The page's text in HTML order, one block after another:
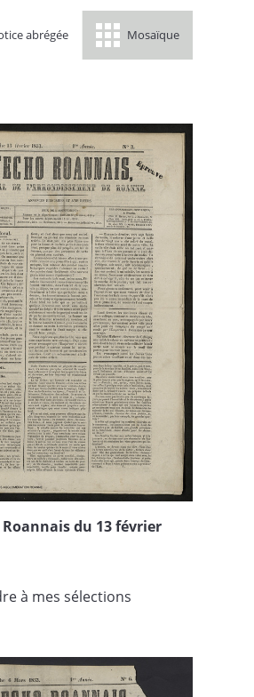
abrégée Mosaïque
Roannais du 13 février
à mes sélections